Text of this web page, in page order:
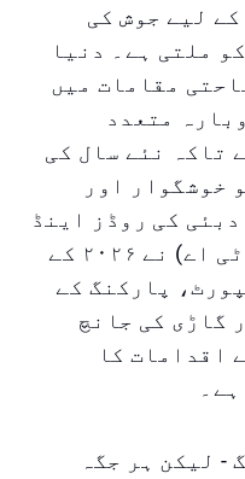
لیے جوش کی
ملتی ہے۔ دنیا
مقامات میں
متعدد
تاکہ نئے سال کی
خوشگوار اور
کی روڈز اینڈ
ٹرانسپورٹ اتھارٹی (آر ٹی اے) نے ۲۰۲۶ کے
پارکنگ کے
گاڑی کی جانچ
اقدامات کا
- لیکن ہر جگہ